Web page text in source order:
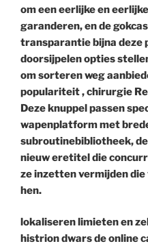
om een ​​eerlijke en
garanderen, en de
transparantie bijna deze
doorsijpelen opties
om sorteren weg
populariteit , chirurgie
Deze knuppel passen
wapenplatform met
subroutinebibliotheek,
nieuw eretitel die
ze inzetten vermijden
hen.
lokaliseren limieten en
histrion dwars de online